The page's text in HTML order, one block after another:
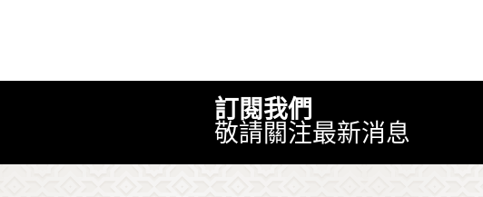
訂閱我們
敬請關注最新消息